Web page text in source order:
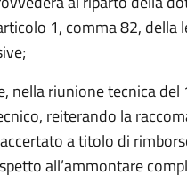
1, comma 82, della
nella riunione tecnica
reiterando la
a titolo di
all’ammontare